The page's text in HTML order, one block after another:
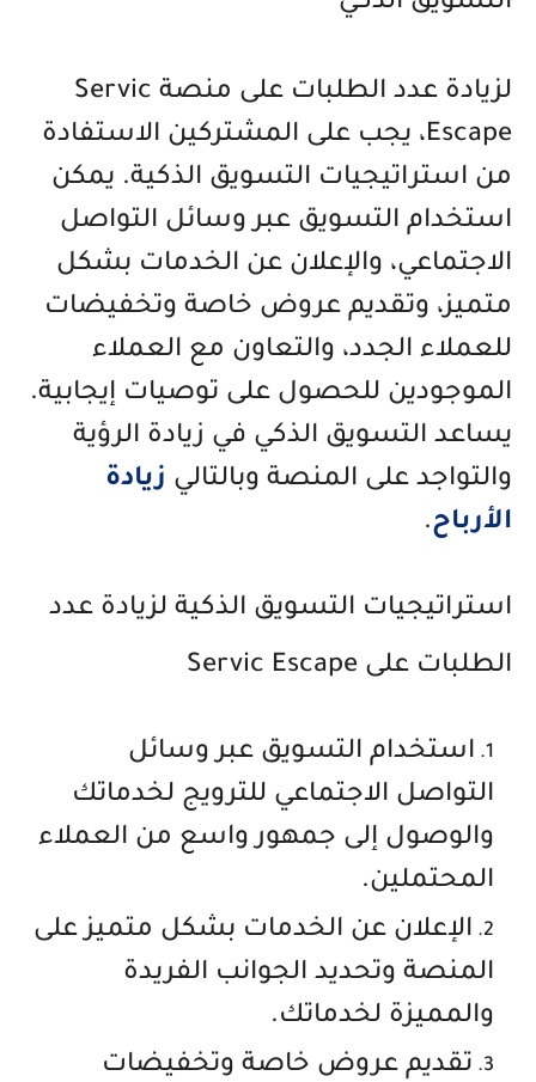
لزيادة عدد الطلبات على منصة Servic
Escape، يجب على المشتركين الاستفادة
من استراتيجيات التسويق الذكية. يمكن
استخدام التسويق عبر وسائل التواصل
الاجتماعي، والإعلان عن الخدمات بشكل
متميز، وتقديم عروض خاصة وتخفيضات
للعملاء الجدد، والتعاون مع العملاء
الموجودين للحصول على توصيات إيجابية.
يساعد التسويق الذكي في زيادة الرؤية
والتواجد على المنصة وبالتالي زيادة
الأرباح.
استراتيجيات التسويق الذكية لزيادة عدد
الطلبات على Servic Escape
استخدام التسويق عبر وسائل
التواصل الاجتماعي للترويج لخدماتك
والوصول إلى جمهور واسع من العملاء
المحتملين.
الإعلان عن الخدمات بشكل متميز على
المنصة وتحديد الجوانب الفريدة
والمميزة لخدماتك.
تقديم عروض خاصة وتخفيضات